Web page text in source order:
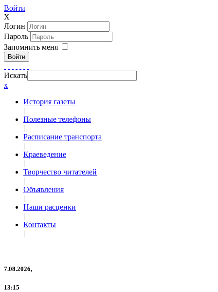
Войти |
X
Логин
Пароль
Запомнить меня
Войти
Искать
x
История газеты
|
Полезные телефоны
|
Расписание транспорта
|
Краеведение
|
Творчество читателей
|
Объявления
|
Наши расценки
|
Контакты
|
7.08.2026,
13:15